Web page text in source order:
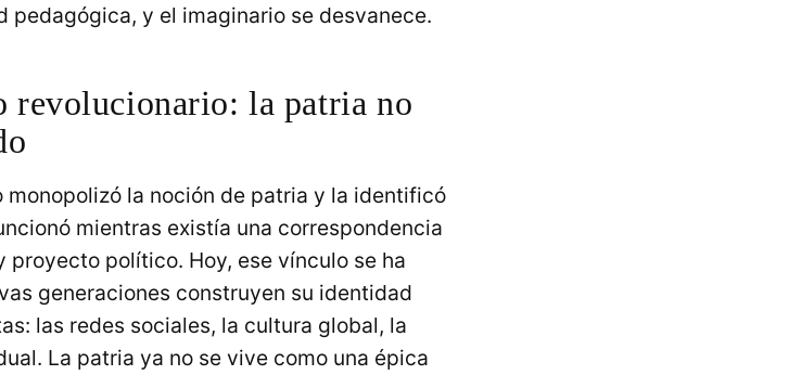
pedagógica, y el imaginario se desvanece.
revolucionario: la patria no
monopolizó la noción de patria y la identificó
mientras existía una correspondencia
político. Hoy, ese vínculo se ha
generaciones construyen su identidad
las redes sociales, la cultura global, la
La patria ya no se vive como una épica